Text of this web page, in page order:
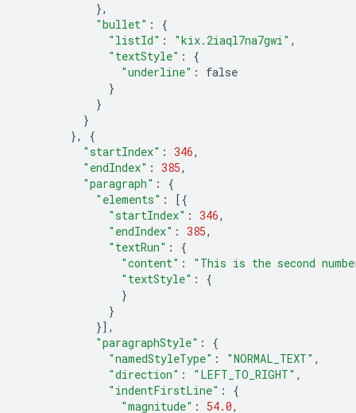
},
"bullet" :
{
"listId" : "kix.2iaql7na7gwi" ,
"textStyle" :
{
"underline" :
false
}
}
}
},
{
"startIndex" : 346,
"endIndex" : 385,
"paragraph" :
{
"elements" :
[{
"startIndex" : 346,
"endIndex" : 385,
"textRun" :
{
"content" :
"This is the second
"textStyle" :
{
}
}
}],
"paragraphStyle" :
{
"namedStyleType" : "NORMAL_TEXT" ,
"direction" : "LEFT_TO_RIGHT" ,
"indentFirstLine" :
{
"magnitude" : 54.0,